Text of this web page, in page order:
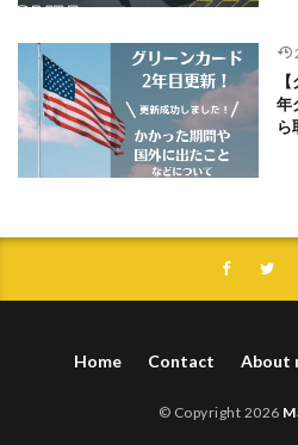
年
ら
Home Contact About
© Copyright 2026